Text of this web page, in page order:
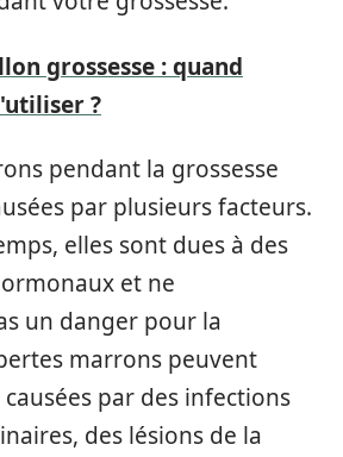
grossesse : quand
?
pendant la grossesse
par plusieurs facteurs.
elles sont dues à des
et ne
un danger pour la
marrons peuvent
par des infections
des lésions de la